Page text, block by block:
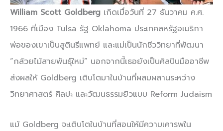
William Scott Goldberg เกิดเมื่อวันที่ 27 ธันวาคม ค.ศ.
1966 ที่เมือง Tulsa รัฐ Oklahoma ประเทศสหรัฐอเมริกา
พ่อของเขาเป็นสูตินรีแพทย์ และแม่เป็นนักชีววิทยาที่พัฒนา
“กล้วยไม้สายพันธุ์ใหม่” นอกจากนี้เธอยังเป็นศิลปินมืออาชีพ
ส่งผลให้ Goldberg เติบโตมาในบ้านที่ผสมผสานระหว่าง
วิทยาศาสตร์ ศิลปะ และวัฒนธรรมยิวแบบ Reform Judaism
แม้ Goldberg จะเติบโตในบ้านที่สอนให้มีความเคารพใน